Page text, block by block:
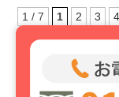
1 / 7 1 2 3 4